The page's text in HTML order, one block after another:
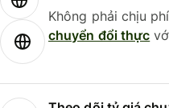
Không phải chịu
chuyển đổi thực